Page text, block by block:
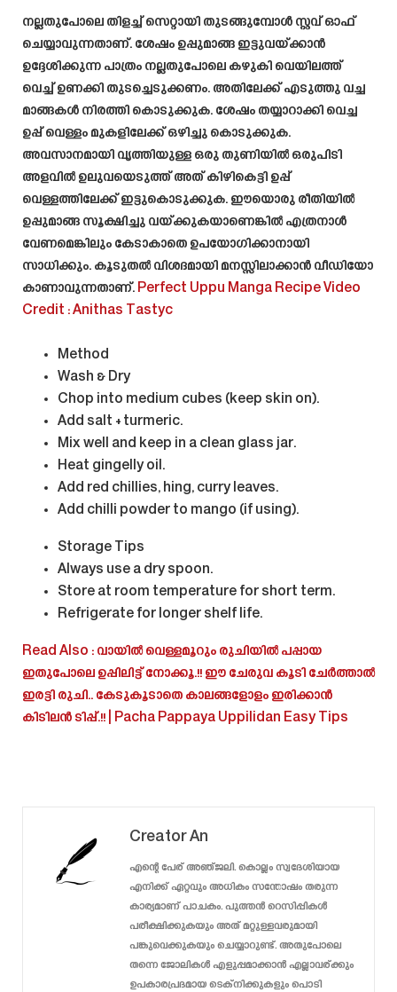
നല്ലതുപോലെ തിളച്ച് സെറ്റായി തുടങ്ങുമ്പോൾ സ്റ്റവ് ഓഫ്
ചെയ്യാവുന്നതാണ്. ശേഷം ഉപ്പുമാങ്ങ ഇട്ടുവയ്ക്കാൻ
ഉദ്ദേശിക്കുന്ന പാത്രം നല്ലതുപോലെ കഴുകി വെയിലത്ത്
വെച്ച് ഉണക്കി തുടച്ചെടുക്കണം. അതിലേക്ക് എടുത്തു വച്ച
മാങ്ങകൾ നിരത്തി കൊടുക്കുക. ശേഷം തയ്യാറാക്കി വെച്ച
ഉപ്പ് വെള്ളം മുകളിലേക്ക് ഒഴിച്ചു കൊടുക്കുക.
അവസാനമായി വൃത്തിയുള്ള ഒരു തുണിയിൽ ഒരുപിടി
അളവിൽ ഉലുവയെടുത്ത് അത് കിഴികെട്ടി ഉപ്പ്
വെള്ളത്തിലേക്ക് ഇട്ടുകൊടുക്കുക. ഈയൊരു രീതിയിൽ
ഉപ്പുമാങ്ങ സൂക്ഷിച്ചു വയ്ക്കുകയാണെങ്കിൽ എത്രനാൾ
വേണമെങ്കിലും കേടാകാതെ ഉപയോഗിക്കാനായി
സാധിക്കും. കൂടുതൽ വിശദമായി മനസ്സിലാക്കാൻ വീഡിയോ
കാണാവുന്നതാണ്. Perfect Uppu Manga RecipeVideo
Credit : Anithas Tastyc
Method
Wash & Dry
Chop into medium cubes (keep skin on).
Add salt + turmeric.
Mix well and keep in a clean glass jar.
Heat gingelly oil.
Add red chillies, hing, curry leaves.
Add chilli powder to mango (if using).
Storage Tips
Always use a dry spoon.
Store at room temperature for short term.
Refrigerate for longer shelf life.
Read Also : വായിൽ വെള്ളമൂറും രുചിയിൽ പപ്പായ
ഇതുപോലെ ഉപ്പിലിട്ട് നോക്കൂ.!! ഈ ചേരുവ കൂടി ചേർത്താൽ
ഇരട്ടി രുചി.. കേടുകൂടാതെ കാലങ്ങളോളം ഇരിക്കാൻ
കിടിലൻ ടിപ്പ്.!! | Pacha Pappaya Uppilidan Easy Tips
Creator An
എന്റെ പേര് അഞ്ജലി. കൊല്ലം സ്വദേശിയായ
എനിക്ക് ഏറ്റവും അധികം സന്തോഷം തരുന്ന
കാര്യമാണ് പാചകം. പുത്തൻ റെസിപ്പികൾ
പരീക്ഷിക്കുകയും അത് മറ്റുള്ളവരുമായി
പങ്കുവെക്കുകയും ചെയ്യാറുണ്ട്. അതുപോലെ
തന്നെ ജോലികൾ എളുപ്പമാക്കാൻ എല്ലാവര്ക്കും
ഉപകാരപ്രദമായ ടെക്‌നിക്കുകളും പൊടി